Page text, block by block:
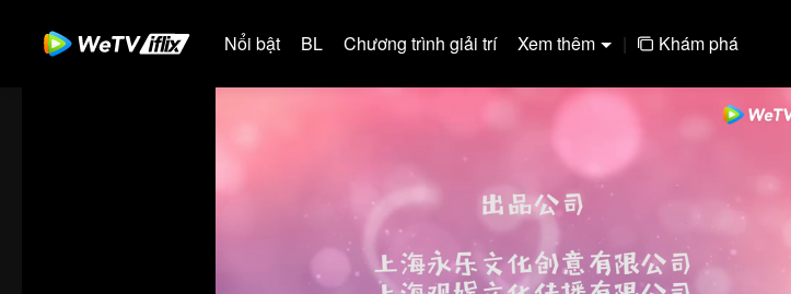
Nổi bật BL Chương trình giải trí Xem thêm | Khám phá